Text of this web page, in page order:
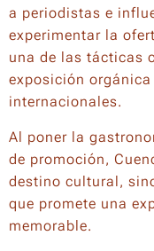
a periodistas e
experimentar la
una de las tácticas
exposición
internacionales.
Al poner la
de promoción,
destino cultural,
que promete una
memorable.